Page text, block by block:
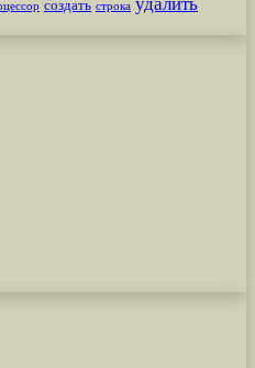
создать строка